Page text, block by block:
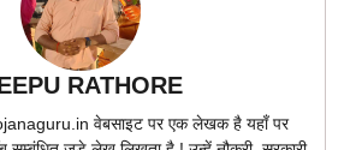
RATHORE
वेबसाइट पर एक लेखक है यहाँ पर